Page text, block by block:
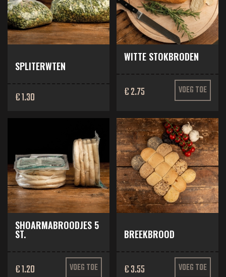
SPLITERWTEN
€ 1.30
WITTE STOKBRODEN
€ 2.75 VOEG TOE
SHOARMABROODJES 5
ST.
€ 1.20 VOEG TOE
BREEKBROOD
€ 3.55 VOEG TOE